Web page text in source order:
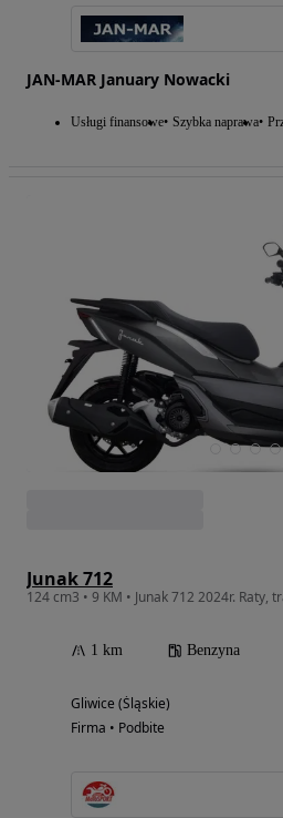
JAN-MAR January Nowacki
Usługi finansowe Szybka naprawa
Junak 712
124 cm3 • 9 KM • Junak 712 2024r. Raty,
1 km Benzyna
Gliwice (Śląskie)
Firma • Podbite